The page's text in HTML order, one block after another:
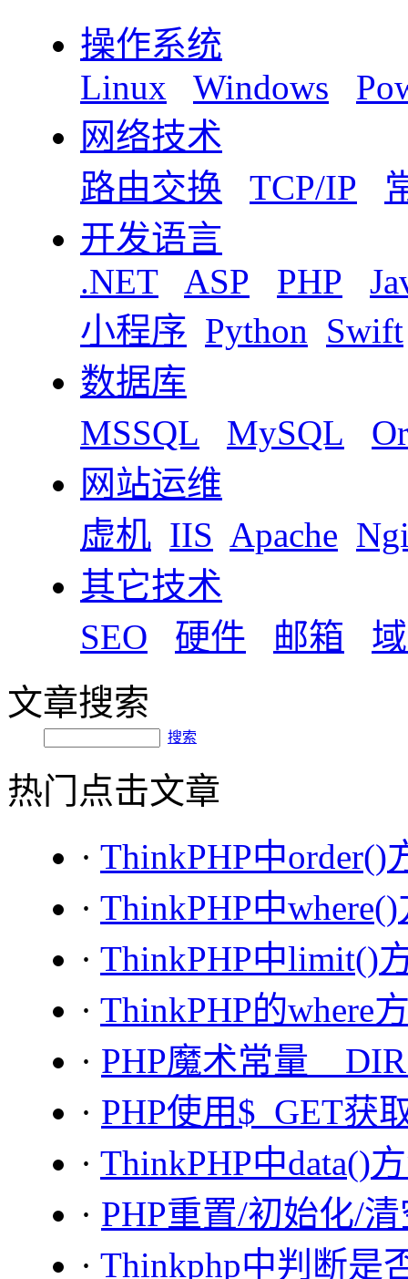
操作系统
Linux
Windows
网络技术
路由交换
TCP/IP
开发语言
.NET
ASP PHP
小程序 Python Swift
数据库
MSSQL
MySQL
网站运维
虚机 IIS Apache
其它技术
SEO
硬件 邮箱
文章搜索
搜索
热门点击文章
· ThinkPHP中order()
· ThinkPHP中
· ThinkPHP中limit()
· ThinkPHP的where
· PHP魔术常量
· PHP使用$_GET获
· ThinkPHP中data()
· PHP重置/初始化/
· Thinkphp中判断是